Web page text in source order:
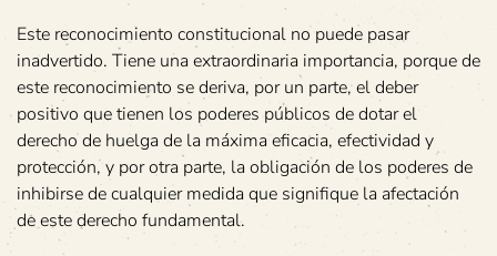
Este reconocimiento constitucional no puede pasar
inadvertido. Tiene una extraordinaria importancia, porque de
este reconocimiento se deriva, por un parte, el deber
positivo que tienen los poderes públicos de dotar el
derecho de huelga de la máxima eficacia, efectividad y
protección, y por otra parte, la obligación de los poderes de
inhibirse de cualquier medida que signifique la afectación
de este derecho fundamental.